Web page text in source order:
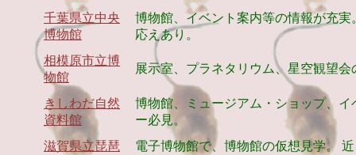
千葉県立中央
博物館
博物館、イベント案内等の情報が充
応えあり。
相模原市立博
物館
展示室、プラネタリウム、星空観望
きしわだ自然
資料館
博物館、ミュージアム・ショップ、
ー必見。
滋賀県立琵琶
電子博物館で、博物館の仮想見学。